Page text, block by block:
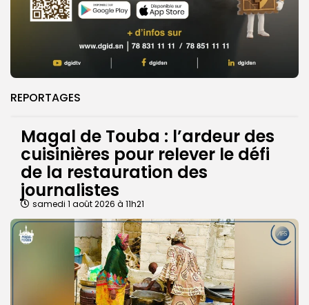
REPORTAGES
Magal de Touba : l’ardeur des
cuisinières pour relever le défi
de la restauration des
journalistes
samedi 1 août 2026 à 11h21